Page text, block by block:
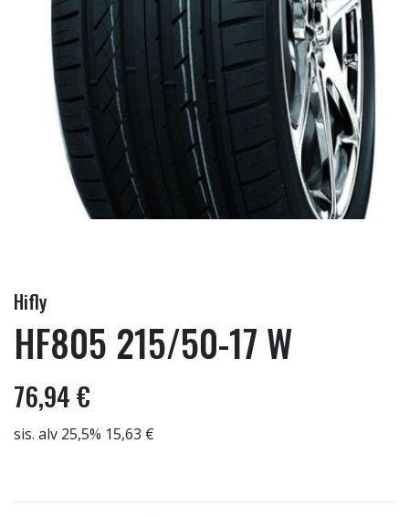
Hifly
HF805 215/50-17 W
76,94 €
sis. alv 25,5% 15,63 €